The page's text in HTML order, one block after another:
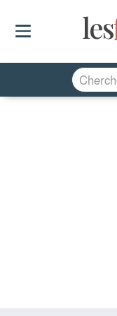
les